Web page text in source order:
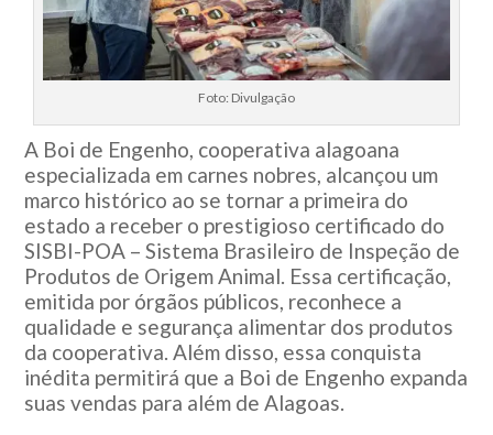
Foto: Divulgação
A Boi de Engenho, cooperativa alagoana
especializada em carnes nobres, alcançou um
marco histórico ao se tornar a primeira do
estado a receber o prestigioso certificado do
SISBI-POA – Sistema Brasileiro de Inspeção de
Produtos de Origem Animal. Essa certificação,
emitida por órgãos públicos, reconhece a
qualidade e segurança alimentar dos produtos
da cooperativa. Além disso, essa conquista
inédita permitirá que a Boi de Engenho expanda
suas vendas para além de Alagoas.